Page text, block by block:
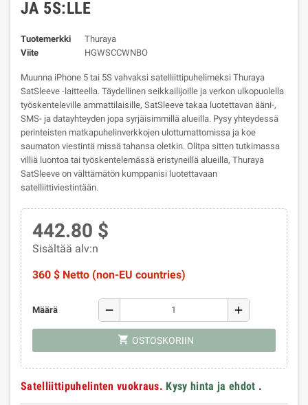
JA 5S:LLE
Tuotemerkki
Thuraya
Viite
HGWSCCWNBO
Muunna iPhone 5 tai 5S vahvaksi satelliittipuhelimeksi Thuraya
SatSleeve -laitteella. Täydellinen seikkailijoille ja verkon ulkopuolella
työskenteleville ammattilaisille, SatSleeve takaa luotettavan ääni-,
SMS- ja datayhteyden jopa syrjäisimmillä alueilla. Pysy yhteydessä
perinteisten matkapuhelinverkkojen ulottumattomissa ja koe
saumaton viestintä missä tahansa oletkin. Olitpa sitten tutkimassa
villiä luontoa tai työskentelemässä eristyneillä alueilla, Thuraya
SatSleeve on välttämätön kumppanisi luotettavaan
satelliittiviestintään.
442.80 $
Sisältää alv:n
360 $ Netto (non-EU countries)
Määrä remove add
shopping_cart OSTOSKORIIN
Satelliittipuhelinten vuokraus. Kysy hinta ja ehdot .